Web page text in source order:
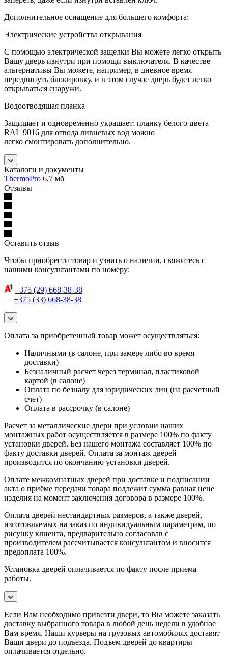
Дополнительное оснащение для большего комфорта:
Электрические устройства открывания
С помощью электрической защелки Вы можете легко открыть
Вашу дверь изнутри при помощи выключателя. В качестве
альтернативы Вы можете, например, в дневное время
передвинуть блокировку, и в этом случае дверь будет легко
открываться снаружи.
Водоотводящая планка
Защищает и одновременно украшает: планку белого цвета
RAL 9016 для отвода ливневых вод можно
легко смонтировать дополнительно.
Каталоги и документы
ThermoPro 6,7 мб
Отзывы
Оставить отзыв
Чтобы приобрести товар и узнать о наличии, свяжитесь с
нашими консультантами по номеру:
+375 (29) 668-38-38
+375 (33) 668-38-38
Оплата за приобретенный товар может осуществляться:
Наличными (в салоне, при замере либо во время
доставки)
Безналичный расчет через терминал, пластиковой
картой (в салоне)
Оплата по безналу для юридических лиц (на расчетный
счет)
Оплата в рассрочку (в салоне)
Расчет за металлические двери при условии наших
монтажных работ осуществляется в размере 100% по факту
установки дверей. Без нашего монтажа составляет 100% по
факту доставки дверей. Оплата за монтаж дверей
производится по окончанию установки дверей.
Оплате межкомнатных дверей при доставке и подписании
акта о приёме передачи товара подлежит сумма равная цене
изделия на момент заключения договора в размере 100%.
Оплата дверей нестандартных размеров, а также дверей,
изготовляемых на заказ по индивидуальным параметрам, по
рисунку клиента, предварительно согласовав с
производителем рассчитывается консультантом и вносится
предоплата 100%.
Установка дверей оплачивается по факту после приема
работы.
Если Вам необходимо привезти двери, то Вы можете заказать
доставку выбранного товара в любой день недели в удобное
Вам время. Наши курьеры на грузовых автомобилях доставят
Ваши двери до подъезда. Подъем дверей до квартиры
оплачивается отдельно.